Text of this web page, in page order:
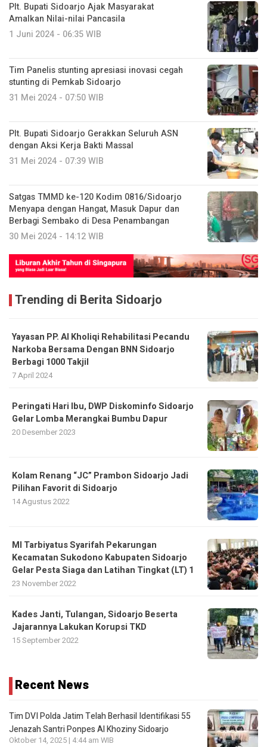
Plt. Bupati Sidoarjo Ajak Masyarakat
Amalkan Nilai-nilai Pancasila
1 Juni 2024 - 06:35 WIB
Tim Panelis stunting apresiasi inovasi cegah
stunting di Pemkab Sidoarjo
31 Mei 2024 - 07:50 WIB
Plt. Bupati Sidoarjo Gerakkan Seluruh ASN
dengan Aksi Kerja Bakti Massal
31 Mei 2024 - 07:39 WIB
Satgas TMMD ke-120 Kodim 0816/Sidoarjo
Menyapa dengan Hangat, Masuk Dapur dan
Berbagi Sembako di Desa Penambangan
30 Mei 2024 - 14:12 WIB
Trending di Berita Sidoarjo
Yayasan PP. Al Kholiqi Rehabilitasi Pecandu
Narkoba Bersama Dengan BNN Sidoarjo
Berbagi 1000 Takjil
7 April 2024
Peringati Hari Ibu, DWP Diskominfo Sidoarjo
Gelar Lomba Merangkai Bumbu Dapur
20 Desember 2023
Kolam Renang “JC” Prambon Sidoarjo Jadi
Pilihan Favorit di Sidoarjo
14 Agustus 2022
MI Tarbiyatus Syarifah Pekarungan
Kecamatan Sukodono Kabupaten Sidoarjo
Gelar Pesta Siaga dan Latihan Tingkat (LT) 1
23 November 2022
Kades Janti, Tulangan, Sidoarjo Beserta
Jajarannya Lakukan Korupsi TKD
15 September 2022
Recent News
Tim DVI Polda Jatim Telah Berhasil Identifikasi 55
Jenazah Santri Ponpes Al Khoziny Sidoarjo
Oktober 14, 2025 | 4:44 am WIB